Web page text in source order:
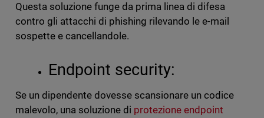
Questa soluzione funge da prima linea di difesa
contro gli attacchi di phishing rilevando le e-mail
sospette e cancellandole.
Endpoint security:
Se un dipendente dovesse scansionare un codice
malevolo, una soluzione di protezione endpoint